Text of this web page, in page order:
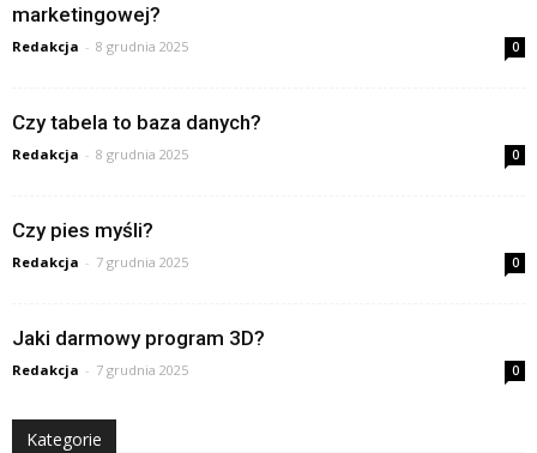
marketingowej?
Redakcja - 8 grudnia 2025 0
Czy tabela to baza danych?
Redakcja - 8 grudnia 2025 0
Czy pies myśli?
Redakcja - 7 grudnia 2025 0
Jaki darmowy program 3D?
Redakcja - 7 grudnia 2025 0
Kategorie